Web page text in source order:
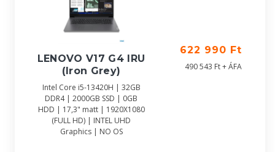
LENOVO V17 G4 IRU
(Iron Grey)
Intel Core i5-13420H | 32GB
DDR4 | 2000GB SSD | 0GB
HDD | 17,3" matt | 1920X1080
(FULL HD) | INTEL UHD
Graphics | NO OS
622 990 Ft
490 543 Ft + ÁFA